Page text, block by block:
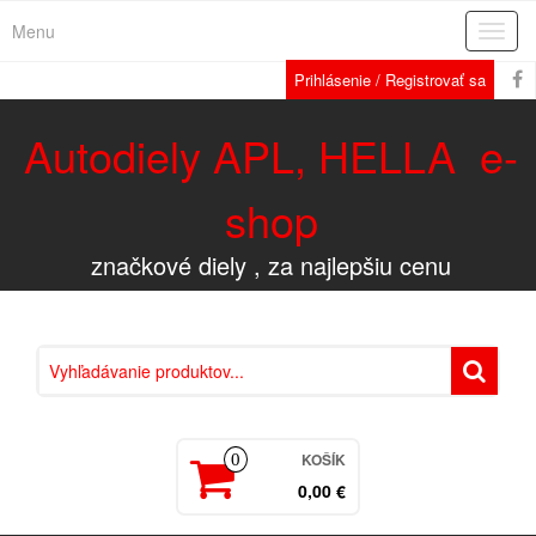
Menu
Prihlásenie / Registrovať sa
Autodiely APL, HELLA e-
shop
značkové diely , za najlepšiu cenu
0 KOŠÍK
0,00 €